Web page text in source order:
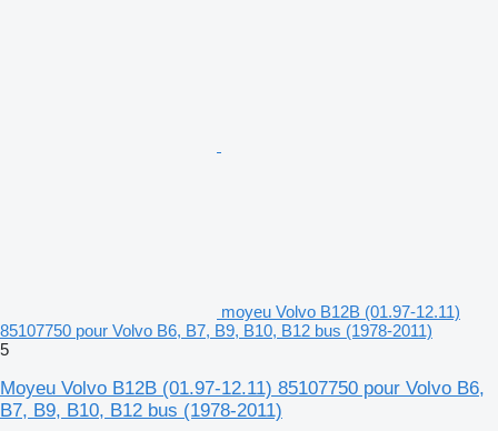
moyeu Volvo B12B (01.97-12.11)
85107750 pour Volvo B6, B7, B9, B10, B12 bus (1978-2011)
5
Moyeu Volvo B12B (01.97-12.11) 85107750 pour Volvo B6,
B7, B9, B10, B12 bus (1978-2011)